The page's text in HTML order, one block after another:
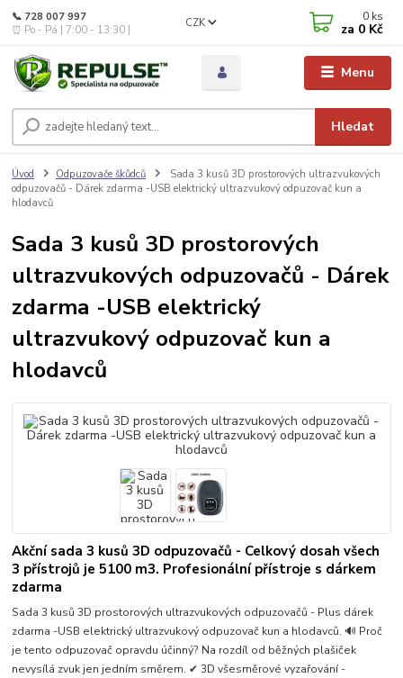
Menu
CZK
Hledat
📞 728 007 997
⏰ Po - Pá | 7:00 - 13:30 |
0 ks
za 0 Kč
Úvod Odpuzovače škůdců
Sada 3 kusů 3D prostorových ultrazvukových
odpuzovačů - Dárek zdarma -USB elektrický ultrazvukový odpuzovač kun a
hlodavců
Sada 3 kusů 3D prostorových
ultrazvukových odpuzovačů - Dárek
zdarma -USB elektrický
ultrazvukový odpuzovač kun a
hlodavců
Akční sada 3 kusů 3D odpuzovačů - Celkový dosah všech
3 přístrojů je 5100 m3. Profesionální přístroje s dárkem
zdarma
Sada 3 kusů 3D prostorových ultrazvukových odpuzovačů - Plus dárek
zdarma -USB elektrický ultrazvukový odpuzovač kun a hlodavců. 🔊 Proč
je tento odpuzovač opravdu účinný? Na rozdíl od běžných plašiček
nevysílá zvuk jen jedním směrem. ✔ 3D všesměrové vyzařování -